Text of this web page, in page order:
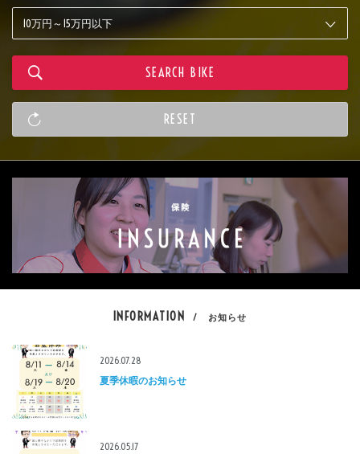
INFORMATION / お知らせ
2026.07.28
夏季休暇のお知らせ
2026.05.17